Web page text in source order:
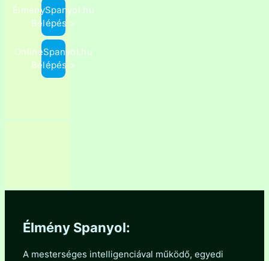
ÉlménySpanyol.hu
Belépés >
OnlineSpanyol.hu
Belépés >
Élmény Spanyol:
A mesterséges intelligenciával működő, egyedi